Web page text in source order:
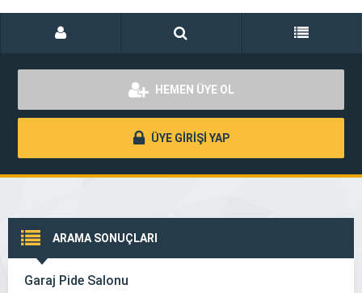
HEMEN ÜYE OL
ÜYE GİRİŞİ YAP
ARAMA SONUÇLARI
Garaj Pide Salonu